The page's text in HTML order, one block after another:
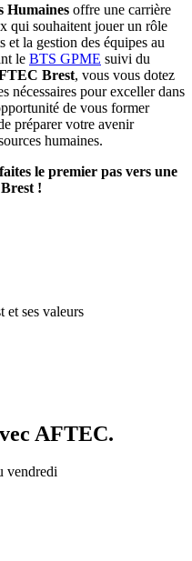
Humaines offre une carrière
qui souhaitent jouer un rôle
et la gestion des équipes au
le BTS GPME suivi du
Brest, vous vous dotez
nécessaires pour exceller dans
de vous former
préparer votre avenir
humaines.
le premier pas vers une
!
ses valeurs
AFTEC.
vendredi